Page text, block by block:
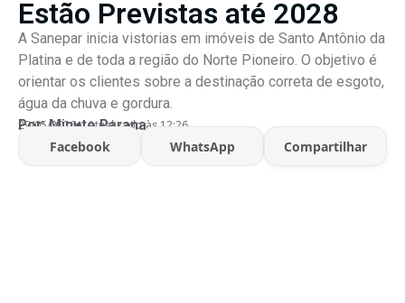
Estão Previstas até 2028
A Sanepar inicia vistorias em imóveis de Santo Antônio da
Platina e de toda a região do Norte Pioneiro. O objetivo é
orientar os clientes sobre a destinação correta de esgoto,
água da chuva e gordura.
Por:Minuto Parana
29/05/2026 Atualizado às 12:26
Facebook WhatsApp Compartilhar